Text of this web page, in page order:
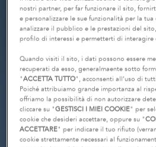
nostri partner, per far funzionare il sito,
e personalizzare le sue funzionalità per la
analizzare il pubblico e le prestazioni del
profilo di interessi e permetterti di interagire
Quando visiti il sito, i dati possono essere
recuperati da esso, generalmaente sotto
"ACCETTA TUTTO", acconsenti all’uso di
Poiché attribuiamo grande importanza al
offriamo la possibilità di non autorizzare
cliccare su "GESTISCI I MIEI COOKIE" per
cookie che desideri accettare, oppure su "
ACCETTARE" per indicare il tuo rifiuto
cookie strettamente necessari al